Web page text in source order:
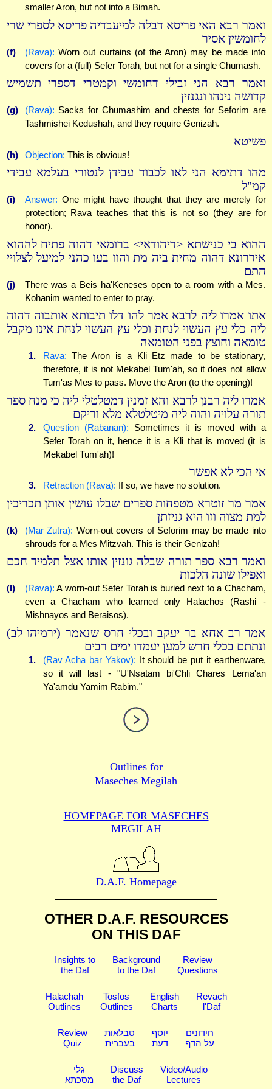
smaller Aron, but not into a Bimah.
ואמר רבא האי פריסא דבלה למיעבדיה פריסא לספרי שרי
לחומשין אסיר
(f) (Rava): Worn out curtains (of the Aron) may be made into
covers for a (full) Sefer Torah, but not for a single Chumash.
ואמר רבא הני זבילי דחומשי וקמטרי דספרי תשמיש
קדושה נינהו ונגנזין
(g) (Rava): Sacks for Chumashim and chests for Seforim are
Tashmishei Kedushah, and they require Genizah.
פשיטא
(h) Objection: This is obvious!
מהו דתימא הני לאו לכבוד עבידן לנטורי בעלמא עבידי
קמ"ל
(i) Answer: One might have thought that they are merely for
protection; Rava teaches that this is not so (they are for
honor).
ההוא בי כנישתא <דיהודאי> ברומאי דהוה פתיח לההוא
אידרונא דהוה מחית ביה מת והוו בעו כהני למיעל לצלויי
התם
(j)
There was a Beis ha'Keneses open to a room with a Mes.
Kohanim wanted to enter to pray.
אתו אמרו ליה לרבא אמר להו דלו תיבותא אותבוה דהוה
ליה כלי עץ העשוי לנחת וכלי עץ העשוי לנחת אינו מקבל
טומאה וחוצץ בפני הטומאה
1. Rava: The Aron is a Kli Etz made to be stationary,
therefore, it is not Mekabel Tum'ah, so it does not allow
Tum'as Mes to pass. Move the Aron (to the opening)!
אמרו ליה רבנן לרבא והא זמנין דמטלטלי ליה כי מנח ספר
תורה עלויה והוה ליה מיטלטלא מלא וריקם
2. Question (Rabanan): Sometimes it is moved with a
Sefer Torah on it, hence it is a Kli that is moved (it is
Mekabel Tum'ah)!
אי הכי לא אפשר
3. Retraction (Rava): If so, we have no solution.
אמר מר זוטרא מטפחות ספרים שבלו עושין אותן תכריכין
למת מצוה וזו היא גניזתן
(k) (Mar Zutra): Worn-out covers of Seforim may be made into
shrouds for a Mes Mitzvah. This is their Genizah!
ואמר רבא ספר תורה שבלה גונזין אותו אצל תלמיד חכם
ואפילו שונה הלכות
(l) (Rava): A worn-out Sefer Torah is buried next to a Chacham,
even a Chacham who learned only Halachos (Rashi -
Mishnayos and Beraisos).
אמר רב אחא בר יעקב ובכלי חרס שנאמר (ירמיהו לב)
ונתתם בכלי חרש למען יעמדו ימים רבים
1. (Rav Acha bar Yakov): It should be put it earthenware,
so it will last - "U'Nsatam bi'Chli Chares Lema'an
Ya'amdu Yamim Rabim."
Outlines for
Maseches Megilah
HOMEPAGE FOR MASECHES
MEGILAH
D.A.F. Homepage
OTHER D.A.F. RESOURCES
ON THIS DAF
Insights to
the Daf
Background
to the Daf
Review
Questions
Halachah
Outlines
Tosfos
Outlines
English
Charts
Revach
l'Daf
Review
Quiz
טבלאות
בעברית
יוסף
דעת
חידונים
על הדף
גלי
מסכתא
Discuss
the Daf
Video/Audio
Lectures